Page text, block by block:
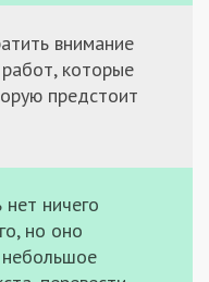
внимание
которые
предстоит
нет ничего
но оно